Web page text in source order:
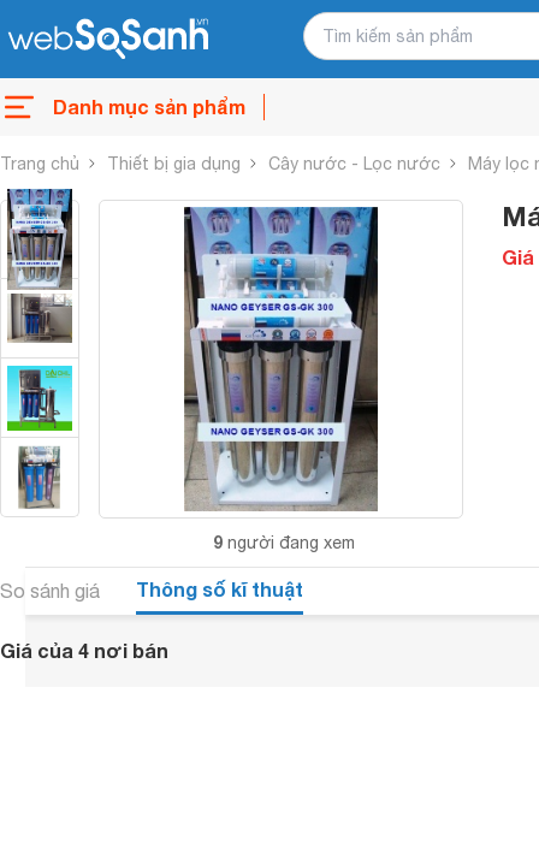
Danh mục sản phẩm
Trang chủ Thiết bị gia dụng Cây nước - Lọc nước Máy lọc
9 người đang xem
Giá
So sánh giá Thông số kĩ thuật
Giá của 4 nơi bán